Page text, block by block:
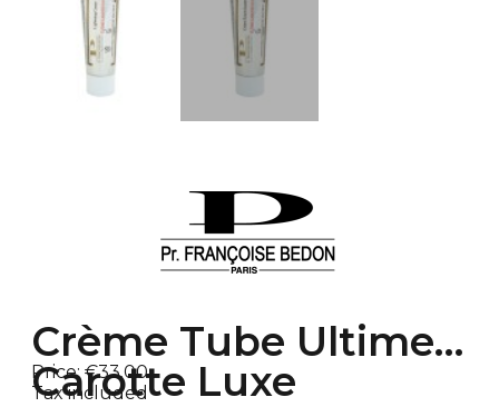
Crème Tube Ultime
Carotte Luxe
Price: €33.00
Tax included